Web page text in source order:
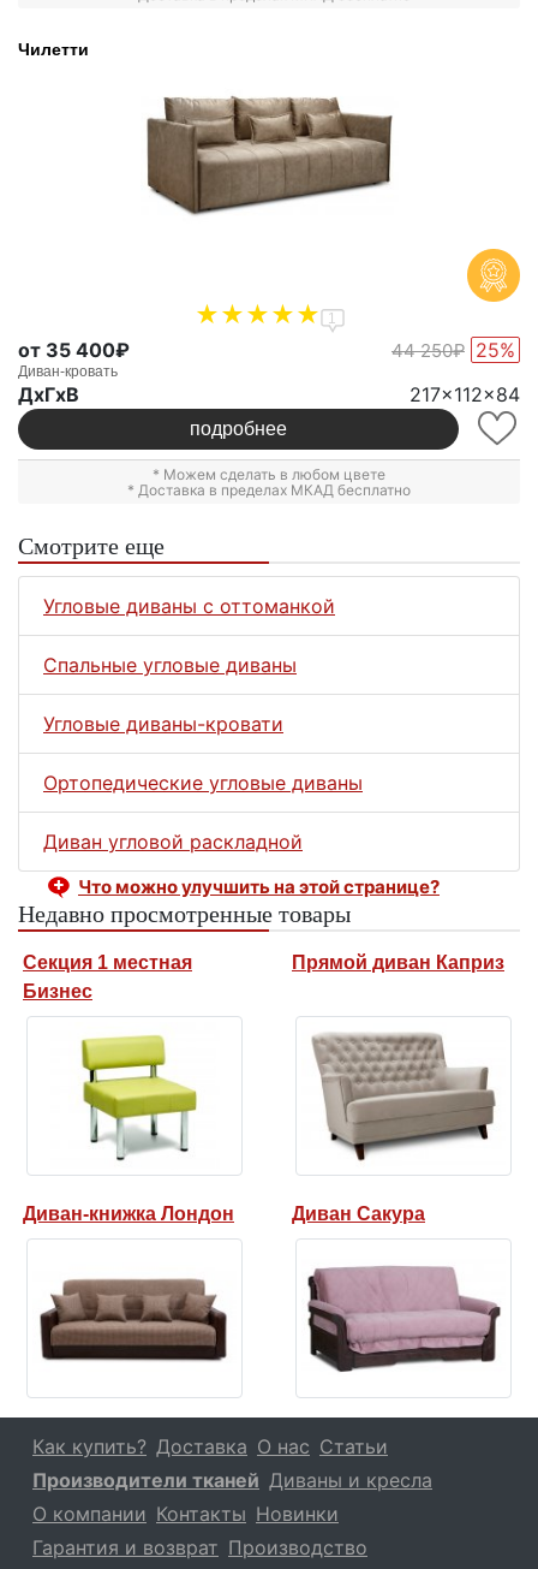
Чилетти
1
от 35 400₽ 44 250₽ 25%
Диван-кровать
ДxГxВ 217x112x84
подробнее
* Можем сделать в любом цвете
* Доставка в пределах МКАД бесплатно
Смотрите еще
Угловые диваны с оттоманкой
Спальные угловые диваны
Угловые диваны-кровати
Ортопедические угловые диваны
Диван угловой раскладной
Что можно улучшить на этой странице?
Недавно просмотренные товары
Секция 1 местная
Бизнес
Прямой диван Каприз
Диван-книжка Лондон Диван Сакура
Как купить? Доставка О нас Статьи
Производители тканей Диваны и кресла
О компании Контакты Новинки
Гарантия и возврат Производство